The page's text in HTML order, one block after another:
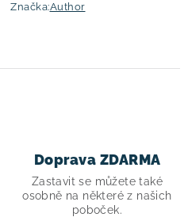
Značka:Author
Doprava ZDARMA
Zastavit se můžete také
osobně na některé z našich
poboček.